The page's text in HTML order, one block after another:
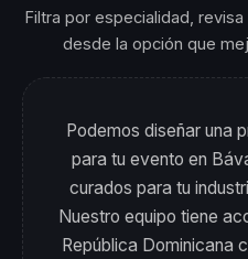
Filtra por especialidad,
desde la opción que
Podemos diseñar una
para tu evento en
curados para tu
Nuestro equipo tiene
República Dominicana